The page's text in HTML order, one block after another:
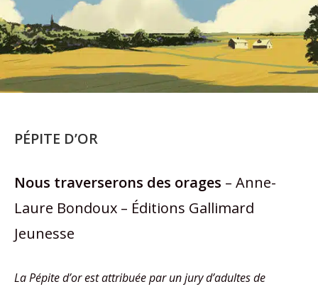
PÉPITE D’OR
Nous traverserons des orages – Anne-
Laure Bondoux – Éditions Gallimard
Jeunesse
La Pépite d’or est attribuée par un jury d’adultes de